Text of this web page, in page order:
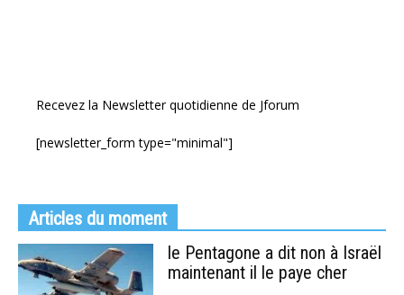
Recevez la Newsletter quotidienne de Jforum
[newsletter_form type="minimal"]
Articles du moment
le Pentagone a dit non à Israël
maintenant il le paye cher